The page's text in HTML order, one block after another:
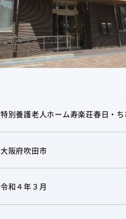
特別養護老人ホーム寿楽荘春日・
大阪府吹田市
令和４年３月